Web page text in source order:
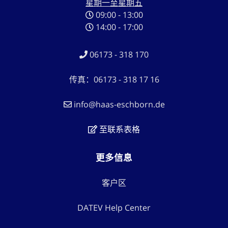
星期一至星期五
09:00 - 13:00
14:00 - 17:00
06173 - 318 170
传真：06173 - 318 17 16
info@haas-eschborn.de
至联系表格
更多信息
客户区
DATEV Help Center